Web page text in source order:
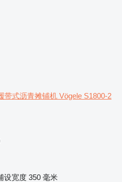
带式沥青摊铺机 Vögele S1800-2
设宽度 350 毫米